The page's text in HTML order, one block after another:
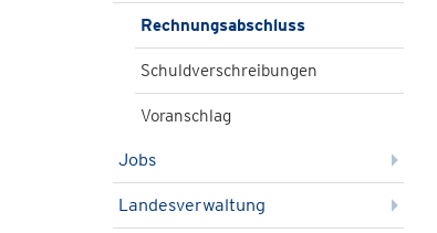
Rechnungsabschluss
Schuldverschreibungen
Voranschlag
Jobs
Landesverwaltung